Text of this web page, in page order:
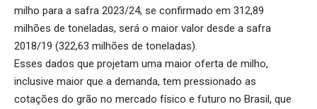
milho para a safra 2023/24, se confirmado em 312,89
milhões de toneladas, será o maior valor desde a safra
2018/19 (322,63 milhões de toneladas).
Esses dados que projetam uma maior oferta de milho,
inclusive maior que a demanda, tem pressionado as
cotações do grão no mercado físico e futuro no Brasil, que